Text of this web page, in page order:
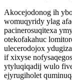
Akocejodonog ih
womuqyridy ylag
pacinerosuqitexa
otekofakahuc
ulecerodojox
if xixyse
ytyluqiqadij wulo
ejyrugiholet